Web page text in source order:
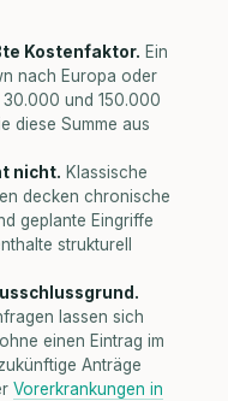
Kostenfaktor. Ein
nach Europa oder
und 150.000
diese Summe aus
nicht. Klassische
decken chronische
geplante Eingriffe
strukturell
lassen sich
einen Eintrag im
Anträge
Vorerkrankungen in